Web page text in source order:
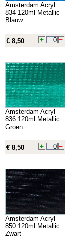
Amsterdam Acryl
834 120ml Metallic
Blauw
€ 8,50
Amsterdam Acryl
836 120ml Metallic
Groen
€ 8,50
Amsterdam Acryl
850 120ml Metallic
Zwart